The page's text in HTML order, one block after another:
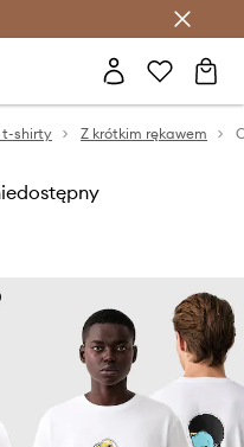
Club >
t-shirty Z krótkim rękawem